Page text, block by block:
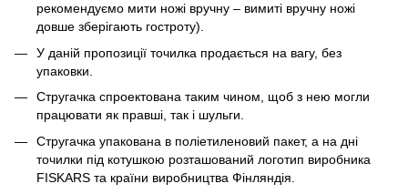
рекомендуємо мити ножі вручну – вимиті вручну ножі
довше зберігають гостроту).
У даній пропозиції точилка продається на вагу, без
упаковки.
Стругачка спроектована таким чином, щоб з нею могли
працювати як правші, так і шульги.
Стругачка упакована в поліетиленовий пакет, а на дні
точилки під котушкою розташований логотип виробника
FISKARS та країни виробництва Фінляндія.